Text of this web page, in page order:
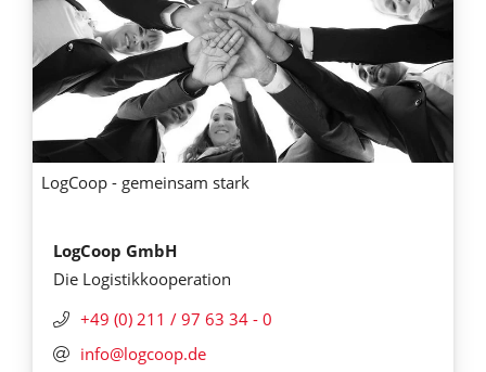
LogCoop - gemeinsam stark
LogCoop GmbH
Die Logistikkooperation
+49 (0) 211 / 97 63 34 - 0
info@logcoop.de